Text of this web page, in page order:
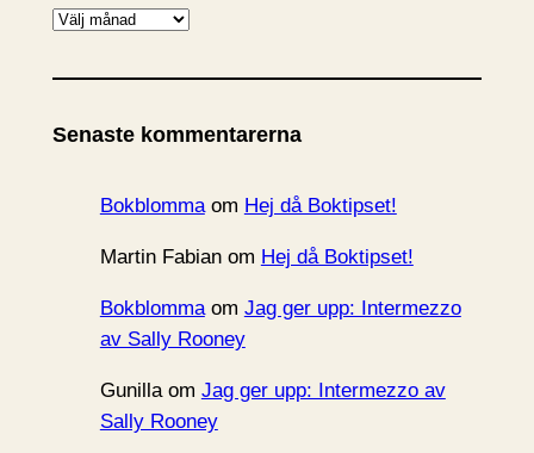
A
k
v
Senaste kommentarerna
Bokblommaom Hej då Boktipset!
Martin Fabianom Hej då Boktipset!
Bokblommaom Jag ger upp: Intermezzo
av Sally Rooney
Gunillaom Jag ger upp: Intermezzo av
Sally Rooney